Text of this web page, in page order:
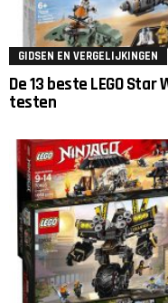
GIDSEN EN VERGELIJKINGEN
De 13 beste LEGO
testen